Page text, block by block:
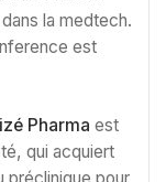
la medtech.
est
Pharma est
qui acquiert